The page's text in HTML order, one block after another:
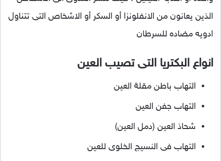
الذين يعانون من الانفلونزا أو السكر أو الاشخاص التى تتناول
ادويه مضاده للسرطان
انواع البكتريا التى تصيب العين
التهاب باطن مقلة العين
التهاب جفن العين
شحاذ العين (دمل العين)
التهاب فى النسيج الخلوى للعين